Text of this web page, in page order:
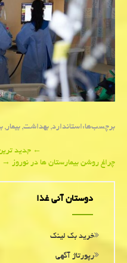
برچسب‌ها:استاندارد,بهداشت,بیمار,
navigation
←جدید ترین
چراغ روشن بیمارستان ها در نوروز →
دوستان آنی غذا
خرید بک لینک
رپورتاژ آگهی